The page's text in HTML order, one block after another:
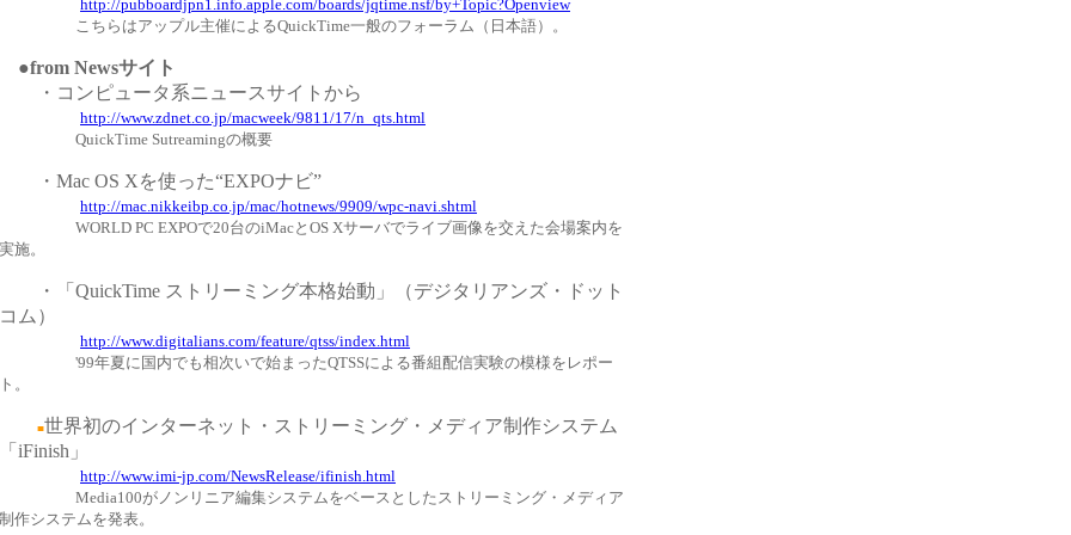
http://pubboardjpn1.info.apple.com/boards/jqtime.nsf/by+Topic?Openview
こちらはアップル主催によるQuickTime一般のフォーラム（日本語）。
●from Newsサイト
・コンピュータ系ニュースサイトから
http://www.zdnet.co.jp/macweek/9811/17/n_qts.html
QuickTime Sutreamingの概要
・Mac OS Xを使った“EXPOナビ”
http://mac.nikkeibp.co.jp/mac/hotnews/9909/wpc-navi.shtml
WORLD PC EXPOで20台のiMacとOS Xサーバでライブ画像を交えた会場案内を
実施。
・「QuickTime ストリーミング本格始動」（デジタリアンズ・ドット
コム）
http://www.digitalians.com/feature/qtss/index.html
'99年夏に国内でも相次いで始まったQTSSによる番組配信実験の模様をレポー
ト。
■世界初のインターネット・ストリーミング・メディア制作システム
「iFinish」
http://www.imi-jp.com/NewsRelease/ifinish.html
Media100がノンリニア編集システムをベースとしたストリーミング・メディア
制作システムを発表。